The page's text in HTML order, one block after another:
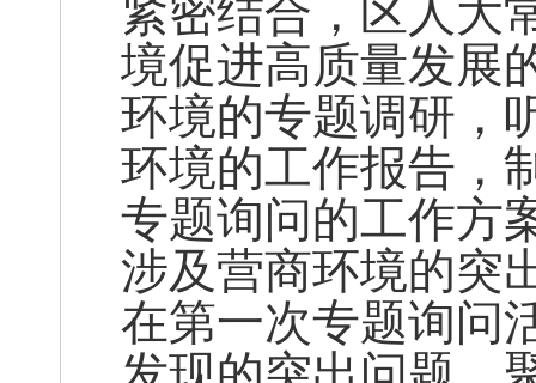
紧密结合，区人大
境促进高质量发展
环境的专题调研，
环境的工作报告，
专题询问的工作方
涉及营商环境的突
在第一次专题询问